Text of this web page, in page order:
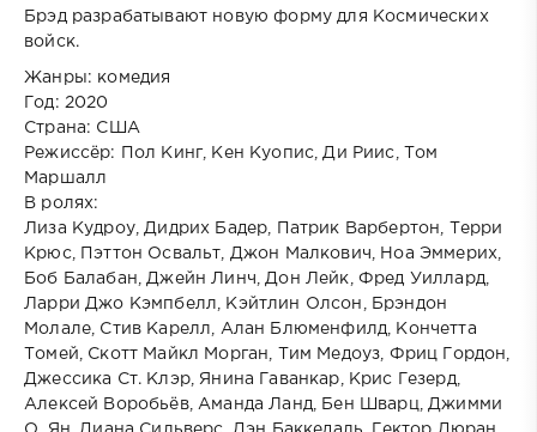
Брэд разрабатывают новую форму для Космических
войск.
Жанры: комедия
Год: 2020
Страна: США
Режиссёр: Пол Кинг, Кен Куопис, Ди Риис, Том
Маршалл
В ролях:
Лиза Кудроу, Дидрих Бадер, Патрик Варбертон, Терри
Крюс, Пэттон Освальт, Джон Малкович, Ноа Эммерих,
Боб Балабан, Джейн Линч, Дон Лейк, Фред Уиллард,
Ларри Джо Кэмпбелл, Кэйтлин Олсон, Брэндон
Молале, Стив Карелл, Алан Блюменфилд, Кончетта
Томей, Скотт Майкл Морган, Тим Медоуз, Фриц Гордон,
Джессика Ст. Клэр, Янина Гаванкар, Крис Гезерд,
Алексей Воробьёв, Аманда Ланд, Бен Шварц, Джимми